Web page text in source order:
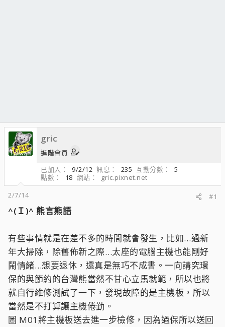
gric
進階會員
已加入
9/2/12 訊息 235 互動分數
5
點數
18 網站
gric.pixnet.net
2/7/14
#1
^(Ｉ)^ 熊言熊語
有些事情就是在差不多的時間就會發生，比如…過新
年大掃除，除舊佈新之際…太座的電腦主機也能剛好
鬧情緒…想要退休，還真是無巧不成書。一向講究環
保的與節約的台灣熊當然不甘心立馬就範，所以也將
就自行維修測試了一下，發現故障的是主機板，所以
當然是不打算讓主機倦勤。
圖 M01將主機板送去進一步檢修，因為過保所以送回